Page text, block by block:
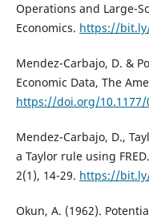
Operations and Large-
Economics. https://
Mendez-Carbajo, D. &
Economic Data, The
https://doi.org/10.1177/
Mendez-Carbajo, D.,
a Taylor rule using
2(1), 14-29. https://
Okun, A. (1962).